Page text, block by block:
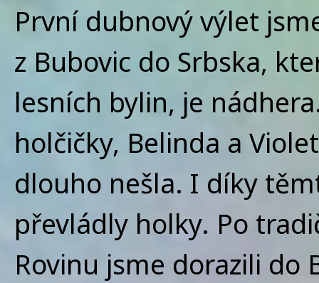
První dubnový výlet
z Bubovic do Srbska,
lesních bylin, je
holčičky, Belinda a
dlouho nešla. I díky
převládly holky. Po
Rovinu jsme dorazili do